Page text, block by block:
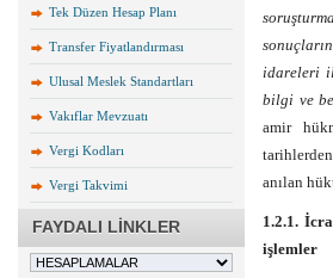
Tek Düzen Hesap Planı
Transfer Fiyatlandırması
Ulusal Meslek Standartları
Vakıflar Mevzuatı
Vergi Kodları
Vergi Takvimi
FAYDALI LİNKLER
idareleri
bilgi ve
amir
anılan
1.2.1.
işlemler